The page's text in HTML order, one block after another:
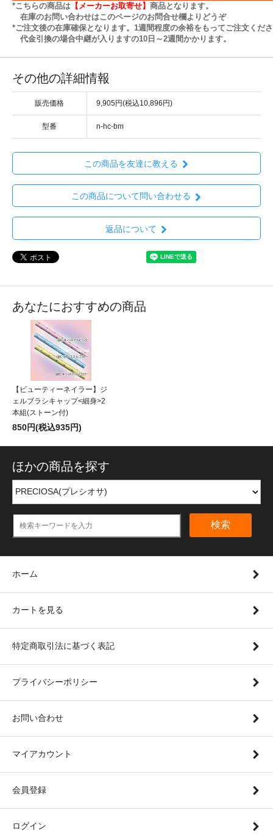
*こちらの商品は 【メーカーお取寄せ】 商品となります。
在庫のお問い合わせはこのページのお問合せ欄よりどうぞ
*ご注文後の在庫確保となります。1週間程度の余裕をもってご注文くだ
代金引換の場合中継が入りますの10日～2週間かかります。
その他の詳細情報
販売価格 9,905円(税込10,896円)
型番 n-hc-bm
この商品を友達に教える
この商品について問い合わせる
返品について
あなたにおすすめの商品
【ビューティーネイラー】ジ
ェルブラシキャップ<細身>2
本組(ストーン付)
850円(税込935円)
ほかの商品を探す
検索
ホーム
カートを見る
特定商取引法に基づく表記
プライバシーポリシー
お問い合わせ
マイアカウント
会員登録
ログイン